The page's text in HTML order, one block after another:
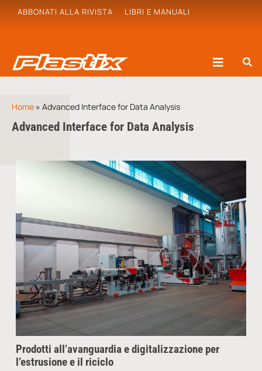
ABBONATI ALLA RIVISTA LIBRI E MANUALI
Home » Advanced Interface for Data Analysis
Advanced Interface for Data Analysis
Prodotti all’avanguardia e digitalizzazione per
l’estrusione e il riciclo